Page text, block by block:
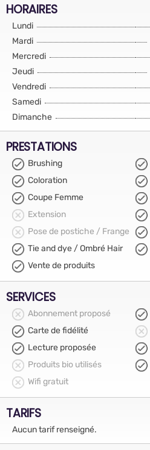
HORAIRES
Lundi
Mardi
Mercredi
Jeudi
Vendredi
Samedi
Dimanche
PRESTATIONS
Brushing
Coloration
Coupe Femme
Extension
Pose de postiche / Frange
Tie and dye / Ombré Hair
Vente de produits
SERVICES
Abonnement proposé
Carte de fidélité
Lecture proposée
Produits bio utilisés
Wifi gratuit
TARIFS
Aucun tarif renseigné.